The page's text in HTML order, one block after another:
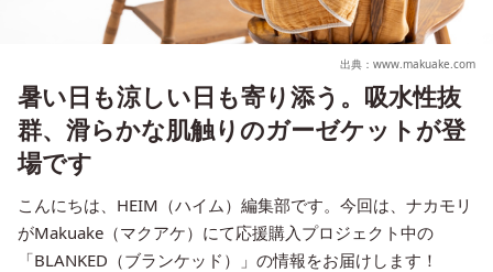
出典：www.makuake.com
暑い日も涼しい日も寄り添う。吸水性抜
群、滑らかな肌触りのガーゼケットが登
場です
こんにちは、HEIM（ハイム）編集部です。今回は、ナカモリ
がMakuake（マクアケ）にて応援購入プロジェクト中の
「BLANKED（ブランケッド）」の情報をお届けします！